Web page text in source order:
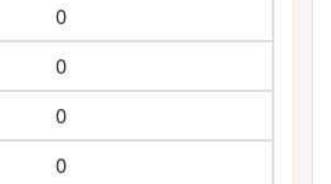
0
0
0
0